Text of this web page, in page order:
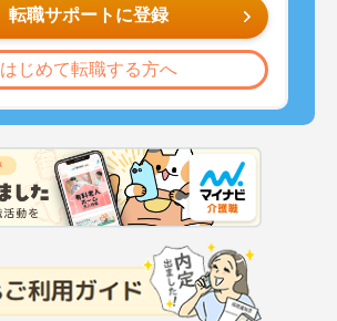
転職サポートに登録
はじめて転職する方へ